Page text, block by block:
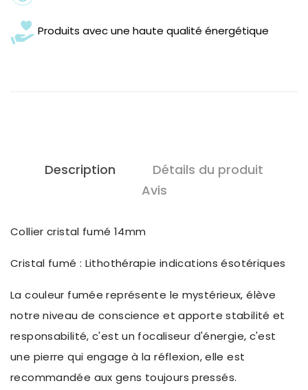
Produits avec une haute qualité énergétique
Description
Détails du produit
Avis
Collier cristal fumé 14mm
Cristal fumé : Lithothérapie indications ésotériques
La couleur fumée représente le mystérieux, élève
notre niveau de conscience et apporte stabilité et
responsabilité, c'est un focaliseur d'énergie, c'est
une pierre qui engage à la réflexion, elle est
recommandée aux gens toujours pressés.